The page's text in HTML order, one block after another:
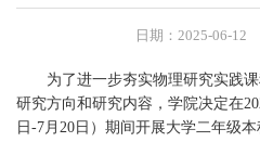
日期：2025-06-12
为了进一步夯实物理研究实践
研究方向和研究内容，学院决定在
日-7月20日）期间开展大学二年级